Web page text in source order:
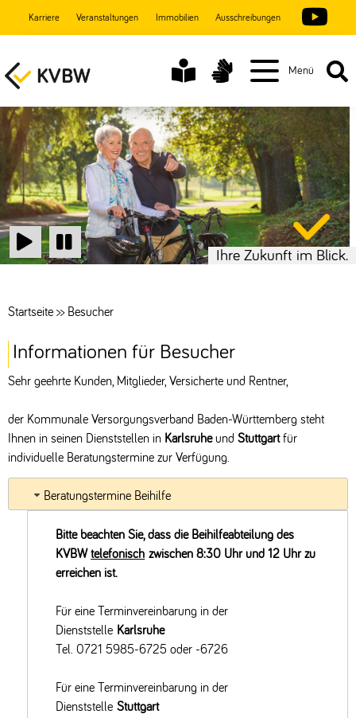
Karriere Veranstaltungen Immobilien Ausschreibungen
Menü
Start Stop Ihre Zukunft im Blick.
Startseite >> Besucher
Informationen für Besucher
Sehr geehrte Kunden, Mitglieder, Versicherte und Rentner,
der Kommunale Versorgungsverband Baden-Württemberg steht
Ihnen in seinen Dienststellen in Karlsruheund Stuttgartfür
individuelle Beratungstermine zur Verfügung.
Beratungstermine Beihilfe
Bitte beachten Sie, dass die Beihilfeabteilung des
KVBWtelefonisch zwischen 8:30 Uhr und 12 Uhr zu
erreichen ist.
Für eine Terminvereinbarung in der
Dienststelle Karlsruhe
Tel. 0721 5985-6725 oder -6726
Für eine Terminvereinbarung in der
DienststelleStuttgart